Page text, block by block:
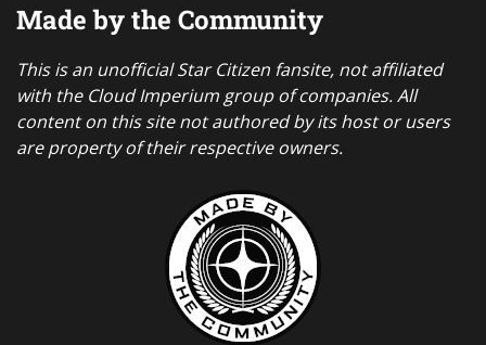
Made by the Community
This is an unofficial Star Citizen fansite, not affiliated
with the Cloud Imperium group of companies. All
content on this site not authored by its host or users
are property of their respective owners.